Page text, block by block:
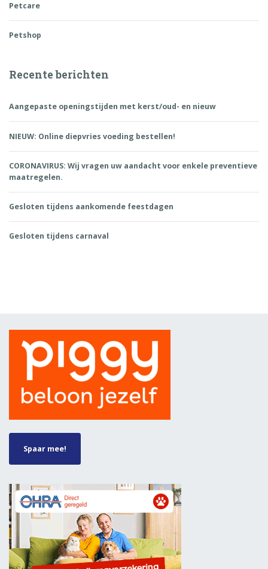
Petcare
Petshop
Recente berichten
Aangepaste openingstijden met kerst/oud- en nieuw
NIEUW: Online diepvries voeding bestellen!
CORONAVIRUS: Wij vragen uw aandacht voor enkele preventieve
maatregelen.
Gesloten tijdens aankomende feestdagen
Gesloten tijdens carnaval
Spaar mee!